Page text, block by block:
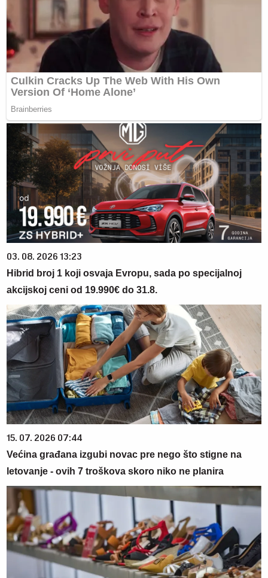
03. 08. 2026 13:23
Hibrid broj 1 koji osvaja Evropu, sada po specijalnoj
akcijskoj ceni od 19.990€ do 31.8.
15. 07. 2026 07:44
Većina građana izgubi novac pre nego što stigne na
letovanje - ovih 7 troškova skoro niko ne planira